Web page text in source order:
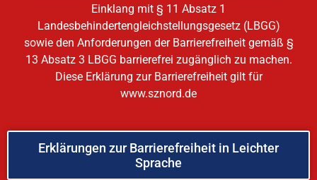
Einklang mit § 11 Absatz 1
Landesbehindertengleichstellungsgesetz (LBGG)
sowie den Anforderungen der Barrierefreiheit gemäß §
13 Absatz 3 LBGG barrierefrei zugänglich zu machen.
Diese Erklärung zur Barrierefreiheit gilt für
www.sznord.de
Erklärungen zur Barrierefreiheit in Leichter
Sprache